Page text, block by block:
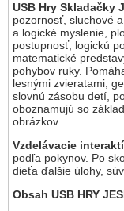
USB Hry Skladačky
pozornosť, sluchové
a logické myslenie,
postupnosť, logickú
matematické
pohybov ruky.
lesnými zvieratami,
slovnú zásobu detí,
oboznamujú so
obrázkov...
Vzdelávacie
podľa pokynov. Po
dieťa ďalšie úlohy,
Obsah USB HRY